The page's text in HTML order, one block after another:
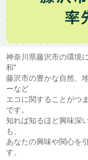
神奈川県藤沢市の環境
和"
藤沢市の豊かな自然、
ーなど
エコに関することがつ
です。
知れば知るほど興味深
も、
あなたの興味や関心を
す。